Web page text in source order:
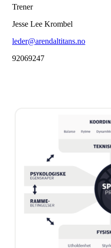
Trener
Jesse Lee Krombel
leder@arendaltitans.no
92069247